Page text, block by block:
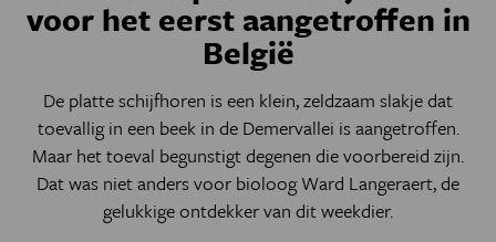
voor het eerst aangetroffen in
België
De platte schijfhoren is een klein, zeldzaam slakje dat
toevallig in een beek in de Demervallei is aangetroffen.
Maar het toeval begunstigt degenen die voorbereid zijn.
Dat was niet anders voor bioloog Ward Langeraert, de
gelukkige ontdekker van dit weekdier.